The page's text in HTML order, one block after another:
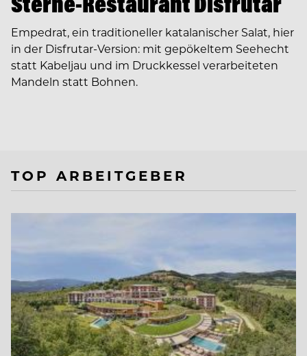
Empedrat, ein traditioneller katalanischer Salat, hier
in der Disfrutar-Version: mit gepökeltem Seehecht
statt Kabeljau und im Druckkessel verarbeiteten
Mandeln statt Bohnen.
TOP ARBEITGEBER